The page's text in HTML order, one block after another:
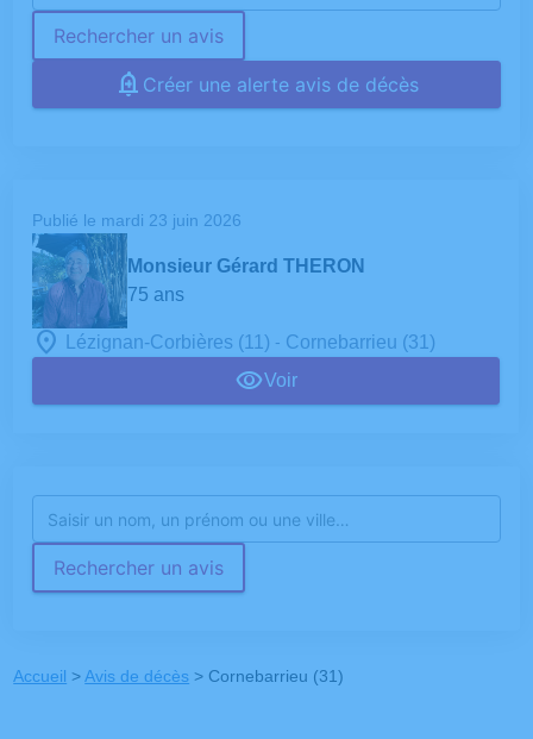
Rechercher un avis
Créer une alerte avis de décès
Publié le mardi 23 juin 2026
Monsieur Gérard THERON
75 ans
Lézignan-Corbières (11) - Cornebarrieu (31)
Voir
Rechercher un avis
Accueil > Avis de décès > Cornebarrieu (31)